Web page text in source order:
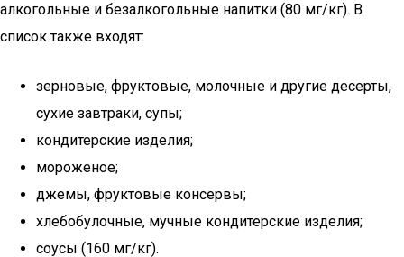
алкогольные и безалкогольные напитки (80 мг/кг). В
список также входят:
зерновые, фруктовые, молочные и другие десерты,
сухие завтраки, супы;
кондитерские изделия;
мороженое;
джемы, фруктовые консервы;
хлебобулочные, мучные кондитерские изделия;
соусы (160 мг/кг).